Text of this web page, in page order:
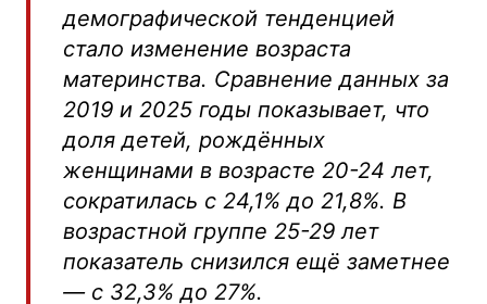
демографической тенденцией
стало изменение возраста
материнства. Сравнение данных за
2019 и 2025 годы показывает, что
доля детей, рождённых
женщинами в возрасте 20-24 лет,
сократилась с 24,1% до 21,8%. В
возрастной группе 25-29 лет
показатель снизился ещё заметнее
— с 32,3% до 27%.